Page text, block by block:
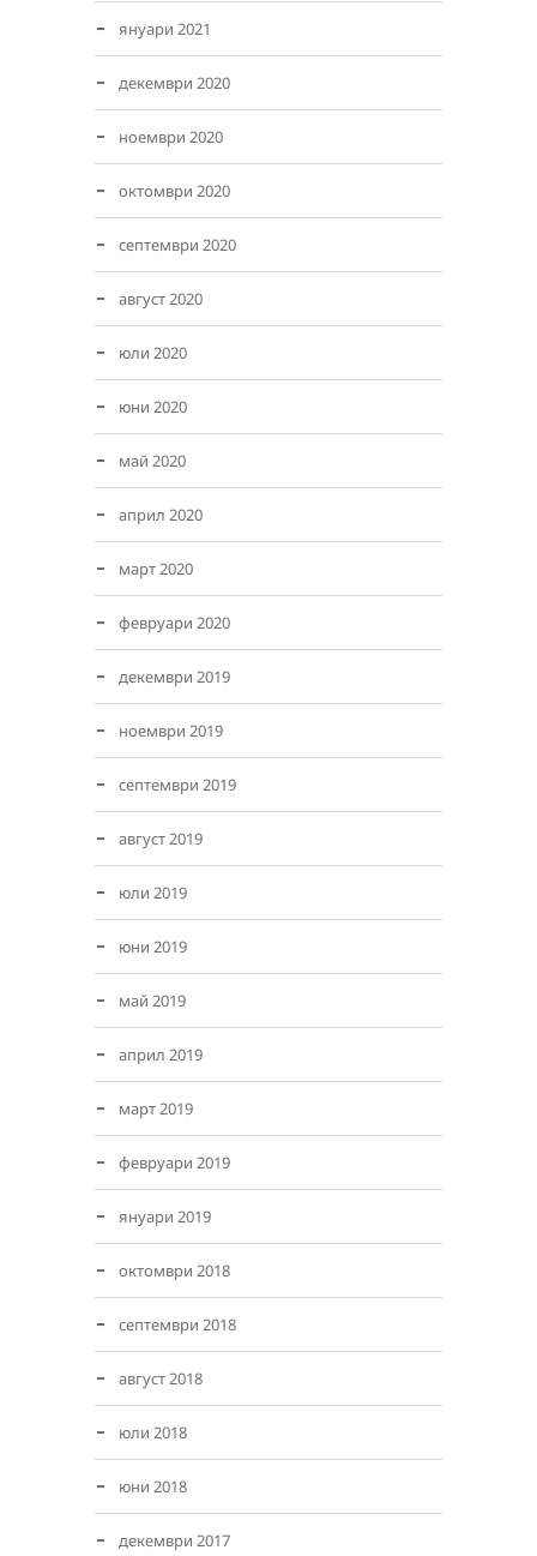
януари 2021
декември 2020
ноември 2020
октомври 2020
септември 2020
август 2020
юли 2020
юни 2020
май 2020
април 2020
март 2020
февруари 2020
декември 2019
ноември 2019
септември 2019
август 2019
юли 2019
юни 2019
май 2019
април 2019
март 2019
февруари 2019
януари 2019
октомври 2018
септември 2018
август 2018
юли 2018
юни 2018
декември 2017